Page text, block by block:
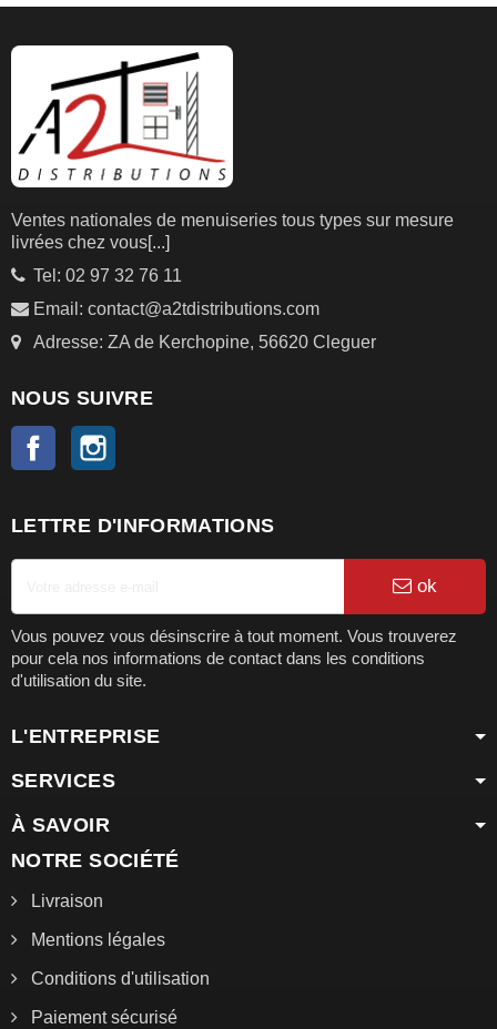
Ventes nationales de menuiseries tous types sur mesure
livrées chez vous[...]
Tel: 02 97 32 76 11
Email: contact@a2tdistributions.com
Adresse: ZA de Kerchopine, 56620 Cleguer
NOUS SUIVRE
Facebook
LETTRE D'INFORMATIONS
ok
Vous pouvez vous désinscrire à tout moment. Vous trouverez
pour cela nos informations de contact dans les conditions
d'utilisation du site.
L'ENTREPRISE
SERVICES
À SAVOIR
NOTRE SOCIÉTÉ
Livraison
Mentions légales
Conditions d'utilisation
Paiement sécurisé